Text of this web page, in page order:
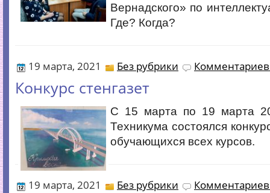
Вернадского» по
Где? Когда?
19 марта, 2021 Без рубрики Комментариев
Конкурс стенгазет
С 15 марта по 19 марта
Техникума состоялся
обучающихся всех курсов.
19 марта, 2021 Без рубрики Комментариев